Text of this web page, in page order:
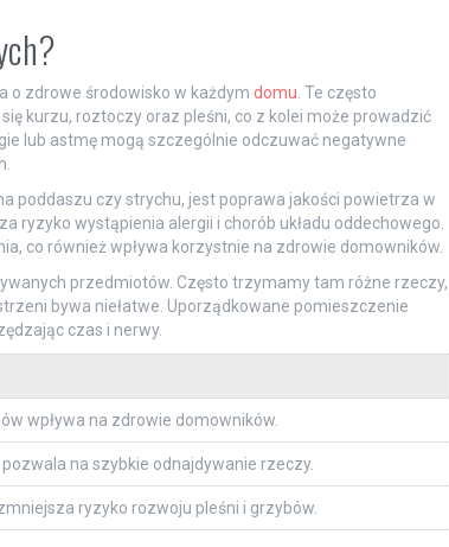
o zdrowe środowisko w każdym domu . Te często
kurzu, roztoczy oraz pleśni, co z kolei może prowadzić
lub astmę mogą szczególnie odczuwać negatywne
poddaszu czy strychu, jest poprawa jakości powietrza w
ryzyko wystąpienia alergii i chorób układu oddechowego.
co również wpływa korzystnie na zdrowie domowników.
przedmiotów. Często trzymamy tam różne rzeczy,
bywa niełatwe. Uporządkowane pomieszczenie
czas i nerwy.
wpływa na zdrowie domowników.
na szybkie odnajdywanie rzeczy.
ryzyko rozwoju pleśni i grzybów.